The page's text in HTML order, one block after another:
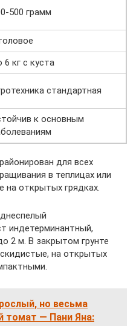
500 грамм
6 кг с куста
стандартная
к основным
для всех
в теплицах или
на открытых грядках.
индетерминантный,
2 м. В закрытом грунте
на открытых
но весьма
томат — Пани Яна: